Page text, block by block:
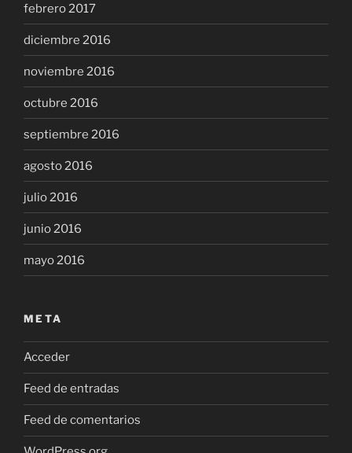
febrero 2017
diciembre 2016
noviembre 2016
octubre 2016
septiembre 2016
agosto 2016
julio 2016
junio 2016
mayo 2016
META
Acceder
Feed de entradas
Feed de comentarios